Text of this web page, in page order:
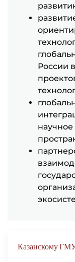
России
Казанскому